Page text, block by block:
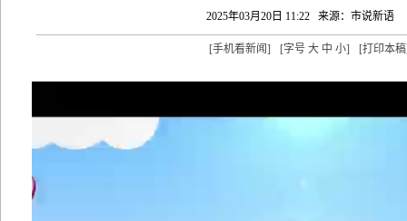
2025年03月20日 11:22 来源：市说新语
[手机看新闻] [字号 大 中 小] [打印本稿